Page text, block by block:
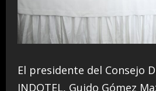
El presidente del Consejo
INDOTEL, Guido Gómez